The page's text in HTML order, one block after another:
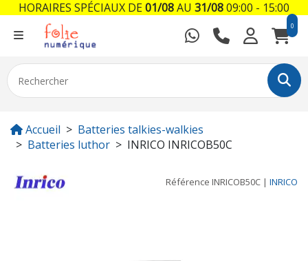
0
Accueil
Batteries talkies-walkies
Batteries luthor
INRICO INRICOB50C
Référence INRICOB50C | INRICO
HORAIRES SPÉCIAUX DE01/08AU 31/0809:00 - 15:00